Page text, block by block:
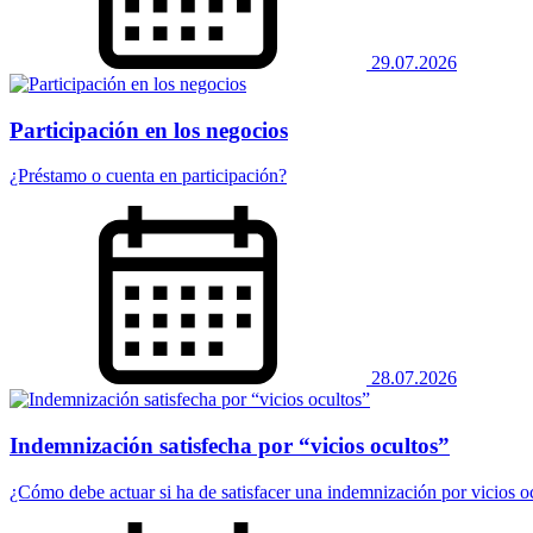
29.07.2026
Participación en los negocios
¿Préstamo o cuenta en participación?
28.07.2026
Indemnización satisfecha por “vicios ocultos”
¿Cómo debe actuar si ha de satisfacer una indemnización por vicios